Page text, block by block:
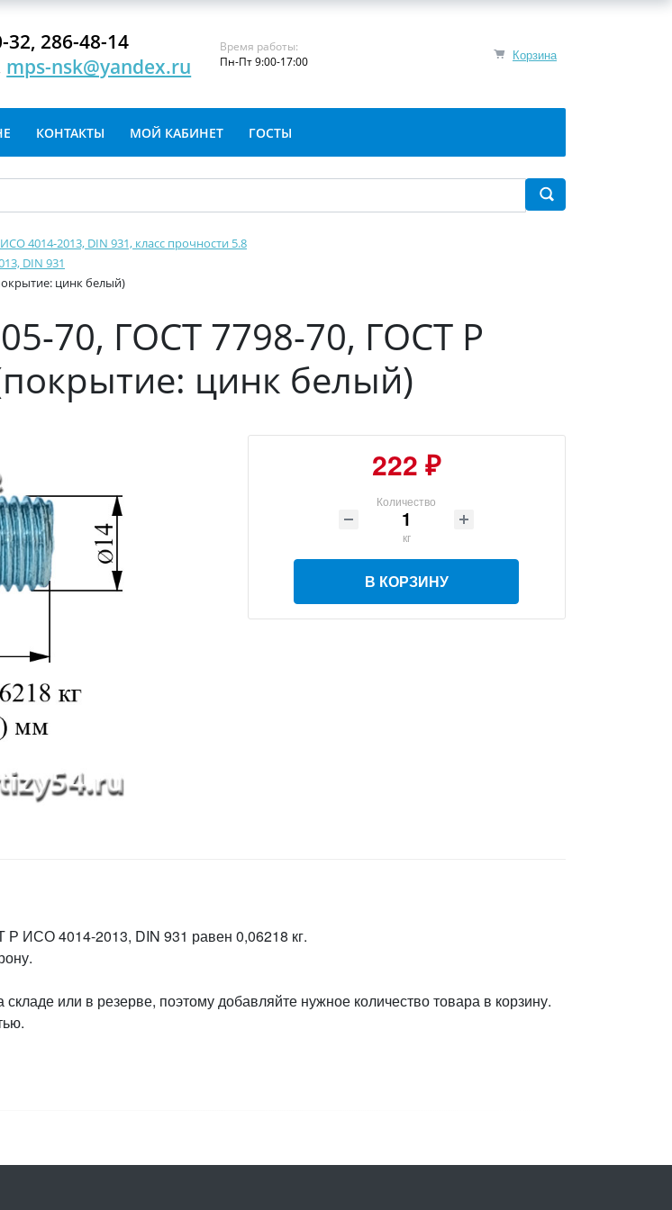
Корзина
32, 286-48-14
mps-nsk@yandex.ru
Время работы:
Пн-Пт 9:00-17:00
КОНТАКТЫ МОЙ КАБИНЕТ ГОСТЫ
4014-2013, DIN 931, класс прочности 5.8
DIN 931
цинк белый)
70, ГОСТ 7798-70, ГОСТ Р
цинк белый)
222 ₽
Количество
кг
В КОРЗИНУ
ИСО 4014-2013, DIN 931 равен 0,06218 кг.
или в резерве, поэтому добавляйте нужное количество товара в корзину.